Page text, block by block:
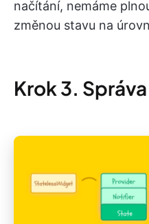
načítání, nemáme
změnou stavu na
Krok 3.